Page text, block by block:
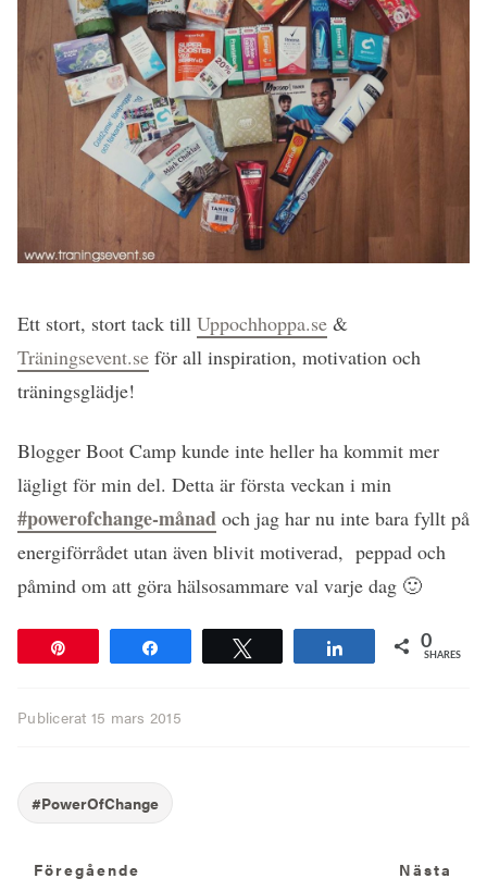
Ett stort, stort tack till Uppochhoppa.se &
Träningsevent.se för all inspiration, motivation och
träningsglädje!
Blogger Boot Camp kunde inte heller ha kommit mer
lägligt för min del. Detta är första veckan i min
#powerofchange-månad och jag har nu inte bara fyllt på
energiförrådet utan även blivit motiverad, peppad och
påmind om att göra hälsosammare val varje dag 🙂
Share 0
SHARES
Publicerat 15 mars 2015
Föregående
Föregående Nästa